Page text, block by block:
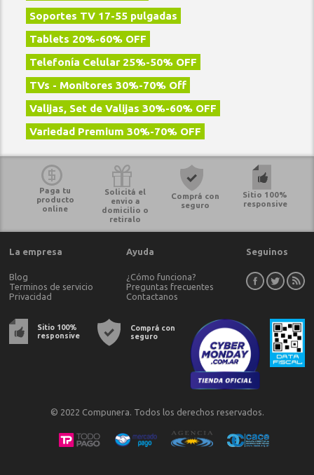
Soportes TV 17-55 pulgadas
Tablets 20%-60% OFF
Telefoní­a Celular 25%-50% OFF
TVs - Monitores 30%-70% Off
Valijas, Set de Valijas 30%-60% OFF
Variedad Premium 30%-70% OFF
Paga tu
producto
online
Solicitá el
envio a
domicilio o
retiralo
Comprá con
seguro
Sitio 100%
responsive
La empresa
Blog
Terminos de servicio
Privacidad
Ayuda
¿Cómo funciona?
Preguntas frecuentes
Contactanos
Seguinos
Sitio 100%
responsive
Comprá con
seguro
© 2022 Compunera. Todos los derechos reservados.